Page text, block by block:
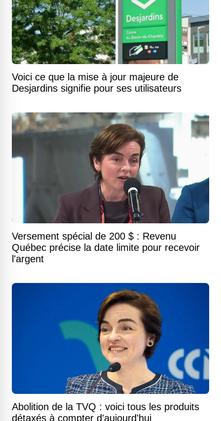
Voici ce que la mise à jour majeure de
Desjardins signifie pour ses utilisateurs
Versement spécial de 200 $ : Revenu
Québec précise la date limite pour recevoir
l'argent
Abolition de la TVQ : voici tous les produits
détaxés à compter d'aujourd'hui